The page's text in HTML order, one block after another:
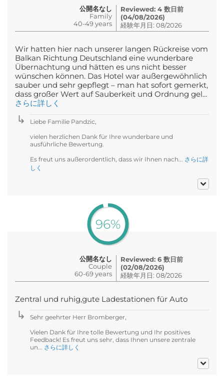
公開名なし
Family
40-49 years
Reviewed: 4 数日前
(04/08/2026)
経験年月日: 08/2026
Wir hatten hier nach unserer langen Rückreise vom
Balkan Richtung Deutschland eine wunderbare
Übernachtung und hätten es uns nicht besser
wünschen können. Das Hotel war außergewöhnlich
sauber und sehr gepflegt – man hat sofort gemerkt,
dass großer Wert auf Sauberkeit und Ordnung gel...
さらに詳しく
Liebe Familie Pandzic,
vielen herzlichen Dank für Ihre wunderbare und
ausführliche Bewertung.
Es freut uns außerordentlich, dass wir Ihnen nach... さらに詳
しく
96%
公開名なし
Couple
60-69 years
Reviewed: 6 数日前
(02/08/2026)
経験年月日: 08/2026
Zentral und ruhig,gute Ladestationen für Auto
Sehr geehrter Herr Bromberger,
Vielen Dank für Ihre tolle Bewertung und Ihr positives
Feedback! Es freut uns sehr, dass Ihnen unsere zentrale
un... さらに詳しく